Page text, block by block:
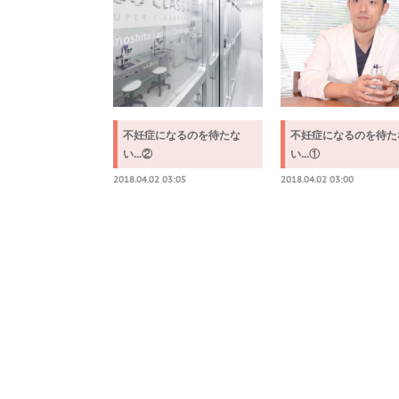
不妊症になるのを待たな
い...②
2018.04.02 03:05
不妊症になるのを待
い...①
2018.04.02 03:00